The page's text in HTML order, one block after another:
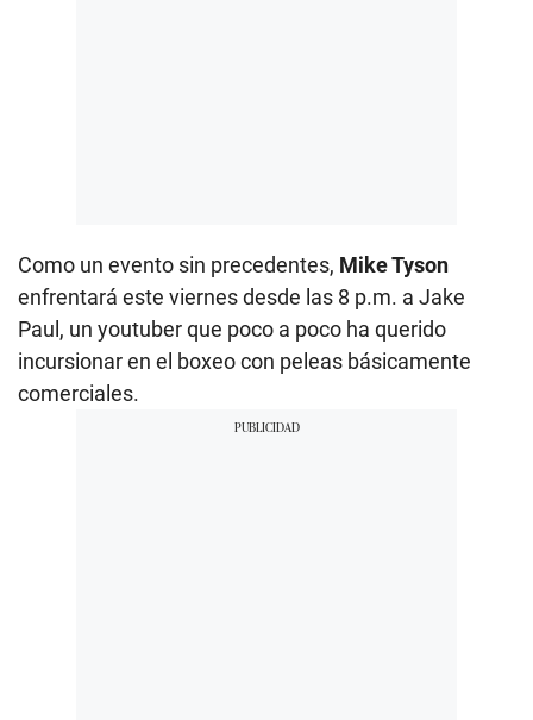
Como un evento sin precedentes, Mike Tyson
enfrentará este viernes desde las 8 p.m. a Jake
Paul, un youtuber que poco a poco ha querido
incursionar en el boxeo con peleas básicamente
comerciales.